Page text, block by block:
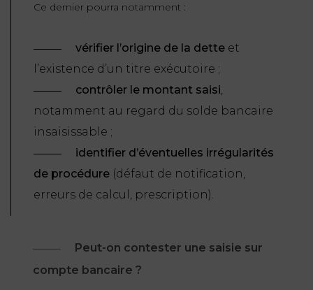
Ce dernier pourra notamment :
vérifier l’origine de la dette et
l’existence d’un titre exécutoire ;
contrôler le montant saisi,
notamment au regard du solde bancaire
insaisissable ;
identifier d’éventuelles irrégularités
de procédure (défaut de notification,
erreurs de calcul, prescription).
Peut-on contester une saisie sur
compte bancaire ?